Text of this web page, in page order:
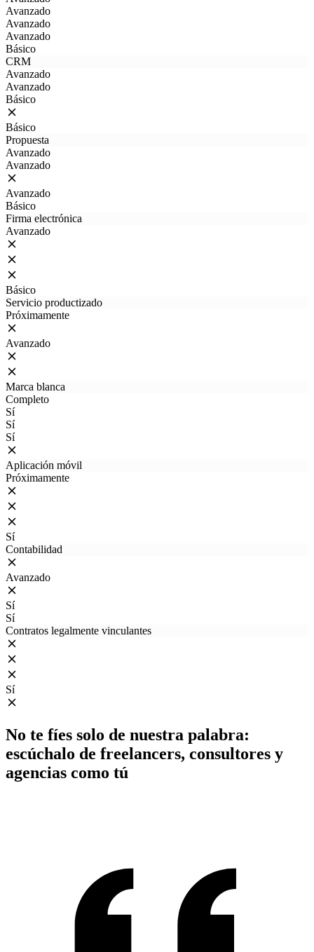
Avanzado
Avanzado
Avanzado
Básico
CRM
Avanzado
Avanzado
Básico
Básico
Propuesta
Avanzado
Avanzado
Avanzado
Básico
Firma electrónica
Avanzado
Básico
Servicio productizado
Próximamente
Avanzado
Marca blanca
Completo
Sí
Sí
Sí
Aplicación móvil
Próximamente
Sí
Contabilidad
Avanzado
Sí
Sí
Contratos legalmente vinculantes
Sí
No te fíes solo de nuestra palabra:
escúchalo de freelancers, consultores y
agencias como tú